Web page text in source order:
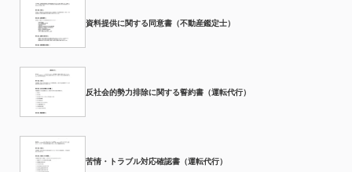
資料提供に関する同意書（不動産鑑定士）
反社会的勢力排除に関する誓約書（運転代行）
苦情・トラブル対応確認書（運転代行）